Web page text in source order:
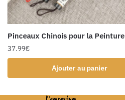
Pinceaux Chinois pour la Peinture
37.99€
Ajouter au panier